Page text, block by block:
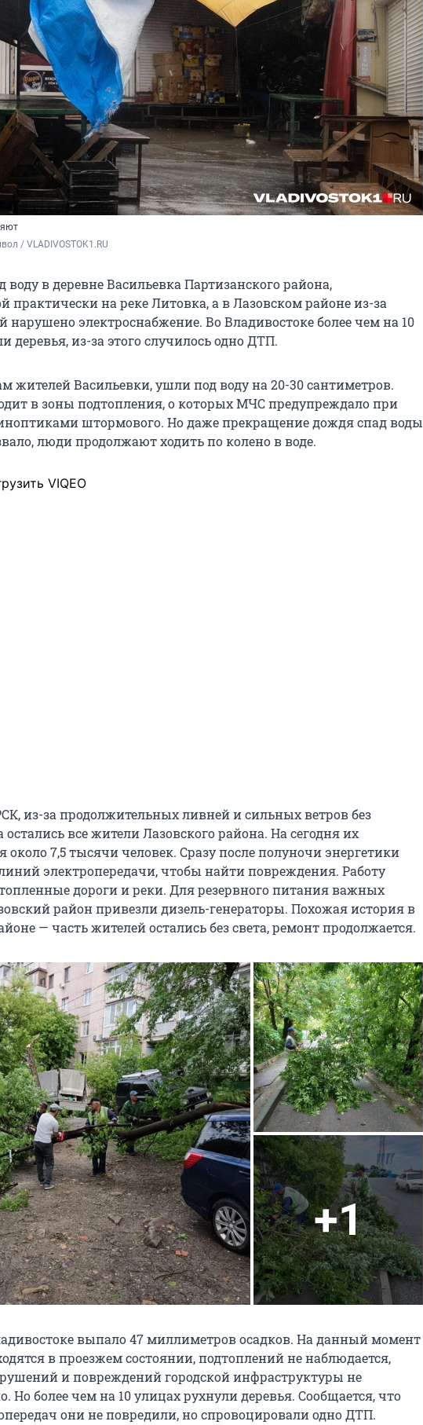
/ VLADIVOSTOK1.RU
в деревне Васильевка Партизанского района,
практически на реке Литовка, а в Лазовском районе из-за
нарушено электроснабжение. Во Владивостоке более чем на 10
деревья, из-за этого случилось одно ДТП.
жителей Васильевки, ушли под воду на 20-30 сантиметров.
в зоны подтопления, о которых МЧС предупреждало при
штормового. Но даже прекращение дождя спад воды
люди продолжают ходить по колено в воде.
VIQEO
из-за продолжительных ливней и сильных ветров без
остались все жители Лазовского района. На сегодня их
около 7,5 тысячи человек. Сразу после полуночи энергетики
электропередачи, чтобы найти повреждения. Работу
дороги и реки. Для резервного питания важных
район привезли дизель-генераторы. Похожая история в
— часть жителей остались без света, ремонт продолжается.
+1
выпало 47 миллиметров осадков. На данный момент
в проезжем состоянии, подтоплений не наблюдается,
и повреждений городской инфраструктуры не
Но более чем на 10 улицах рухнули деревья. Сообщается, что
они не повредили, но спровоцировали одно ДТП.